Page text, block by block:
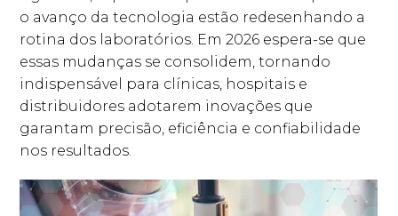
o avanço da tecnologia estão redesenhando a
rotina dos laboratórios. Em 2026 espera-se que
essas mudanças se consolidem, tornando
indispensável para clínicas, hospitais e
distribuidores adotarem inovações que
garantam precisão, eficiência e confiabilidade
nos resultados.